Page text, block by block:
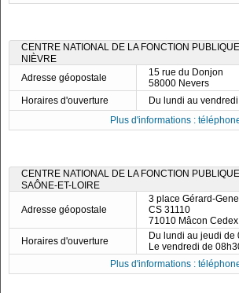
CENTRE NATIONAL DE LA FONCTION
NIÈVRE
Adresse géopostale
15 rue du Donjon
58000 Nevers
Horaires d'ouverture
Du lundi au
Plus d'informations :
CENTRE NATIONAL DE LA FONCTION
SAÔNE-ET-LOIRE
Adresse géopostale
3 place Gérard-
CS 31110
71010 Mâcon Cedex
Horaires d'ouverture
Du lundi au jeudi
Le vendredi de
Plus d'informations :